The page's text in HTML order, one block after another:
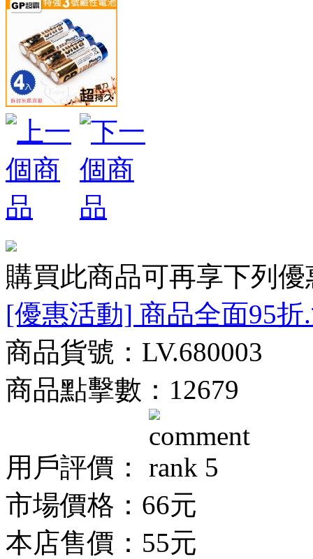
購買此商品可再享下列
[優惠活動] 商品全面95
商品貨號：LV.680003
商品點擊數：12679
用戶評價：
市場價格： 66元
本店售價： 55元